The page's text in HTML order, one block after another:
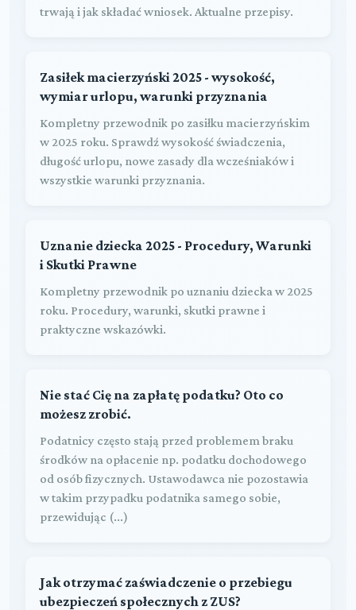
trwają i jak składać wniosek. Aktualne przepisy.
Zasiłek macierzyński 2025 - wysokość,
wymiar urlopu, warunki przyznania
Kompletny przewodnik po zasiłku macierzyńskim
w 2025 roku. Sprawdź wysokość świadczenia,
długość urlopu, nowe zasady dla wcześniaków i
wszystkie warunki przyznania.
Uznanie dziecka 2025 - Procedury, Warunki
i Skutki Prawne
Kompletny przewodnik po uznaniu dziecka w 2025
roku. Procedury, warunki, skutki prawne i
praktyczne wskazówki.
Nie stać Cię na zapłatę podatku? Oto co
możesz zrobić.
Podatnicy często stają przed problemem braku
środków na opłacenie np. podatku dochodowego
od osób fizycznych. Ustawodawca nie pozostawia
w takim przypadku podatnika samego sobie,
przewidując (...)
Jak otrzymać zaświadczenie o przebiegu
ubezpieczeń społecznych z ZUS?